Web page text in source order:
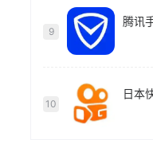
9
10